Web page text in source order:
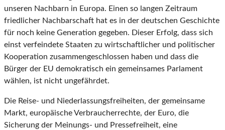
unseren Nachbarn in Europa. Einen so langen Zeitraum
friedlicher Nachbarschaft hat es in der deutschen Geschichte
für noch keine Generation gegeben. Dieser Erfolg, dass sich
einst verfeindete Staaten zu wirtschaftlicher und politischer
Kooperation zusammengeschlossen haben und dass die
Bürger der EU demokratisch ein gemeinsames Parlament
wählen, ist nicht ungefährdet.
Die Reise- und Niederlassungsfreiheiten, der gemeinsame
Markt, europäische Verbraucherrechte, der Euro, die
Sicherung der Meinungs- und Pressefreiheit, eine